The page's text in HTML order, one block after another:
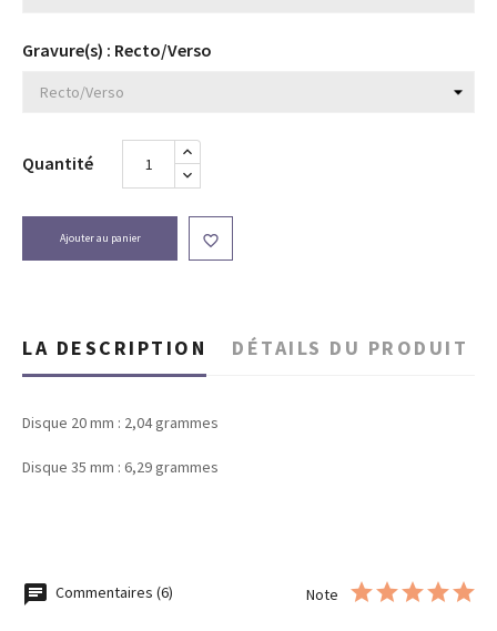
Gravure(s) : Recto/Verso
Quantité
Ajouter au panier 
LA DESCRIPTION DÉTAILS DU PRODUIT
Disque 20 mm : 2,04 grammes
Disque 35 mm : 6,29 grammes
Commentaires (6) Note